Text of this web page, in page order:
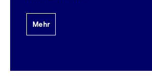
Mehr
Domain